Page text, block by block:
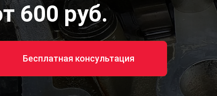
600 руб.
Бесплатная консультация